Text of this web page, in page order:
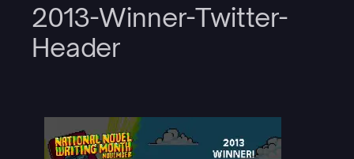
2013-Winner-Twitter-
Header